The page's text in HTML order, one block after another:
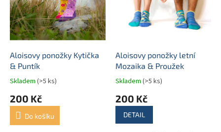
Aloisovy ponožky Kytička
& Puntík
Skladem (>5 ks)
200 Kč
Do košíku
Aloisovy ponožky letní
Mozaika & Proužek
Skladem (>5 ks)
200 Kč
DETAIL